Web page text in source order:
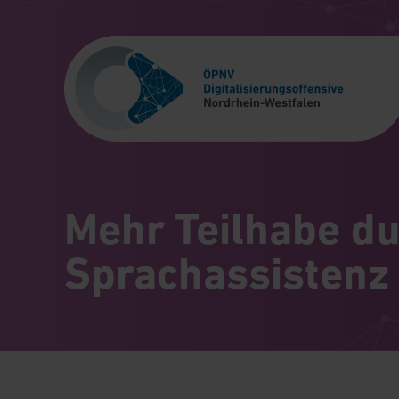
Mehr Teilhabe
Sprachassistenz